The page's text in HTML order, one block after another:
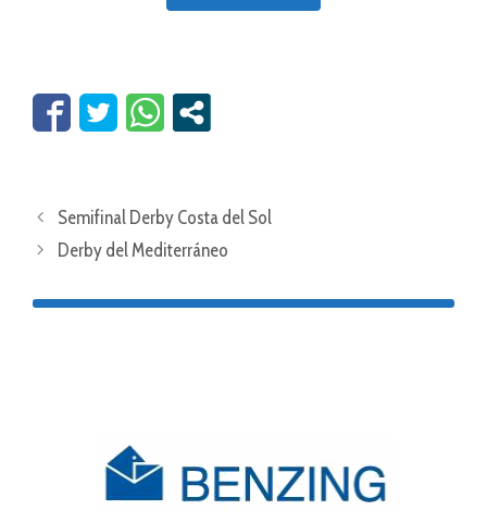
Semifinal Derby Costa del Sol
Derby del Mediterráneo